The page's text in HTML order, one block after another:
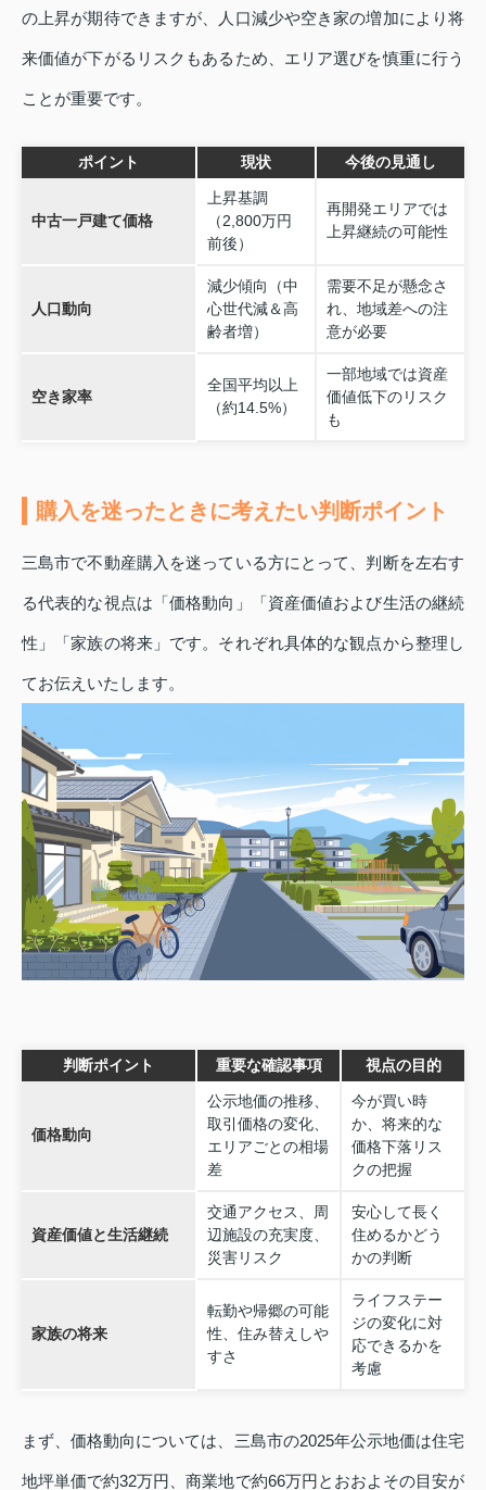
の上昇が期待できますが、人口減少や空き家の増加により将
来価値が下がるリスクもあるため、エリア選びを慎重に行う
ことが重要です。
ポイント 現状 今後の見通し
中古一戸建て価格
上昇基調
（2,800万円
前後）
再開発エリアでは
上昇継続の可能性
人口動向
減少傾向（中
心世代減＆高
齢者増）
需要不足が懸念さ
れ、地域差への注
意が必要
空き家率
全国平均以上
（約14.5%）
一部地域では資産
価値低下のリスク
も
購入を迷ったときに考えたい判断ポイント
三島市で不動産購入を迷っている方にとって、判断を左右す
る代表的な視点は「価格動向」「資産価値および生活の継続
性」「家族の将来」です。それぞれ具体的な観点から整理し
てお伝えいたします。
判断ポイント 重要な確認事項 視点の目的
価格動向
公示地価の推移、
取引価格の変化、
エリアごとの相場
差
今が買い時
か、将来的な
価格下落リス
クの把握
資産価値と生活継続
交通アクセス、周
辺施設の充実度、
災害リスク
安心して長く
住めるかどう
かの判断
家族の将来
転勤や帰郷の可能
性、住み替えしや
すさ
ライフステー
ジの変化に対
応できるかを
考慮
まず、価格動向については、三島市の2025年公示地価は住宅
地坪単価で約32万円、商業地で約66万円とおおよその目安が